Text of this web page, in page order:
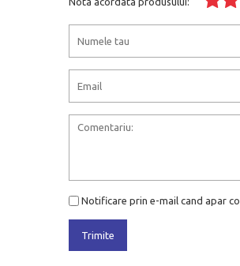
Notificare prin e-mail cand apar
Trimite